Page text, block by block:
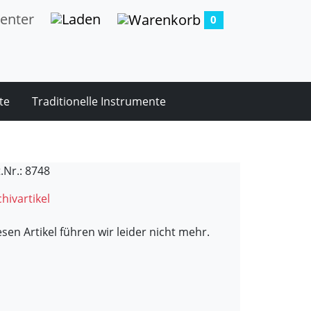
0
Traditionelle Instrumente
8748
Artikel führen wir leider nicht mehr.